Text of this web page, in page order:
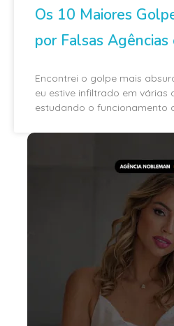
Os 10 Maiores
por Falsas
Encontrei o golpe mais
eu estive infiltrado em várias
estudando o funcionamento